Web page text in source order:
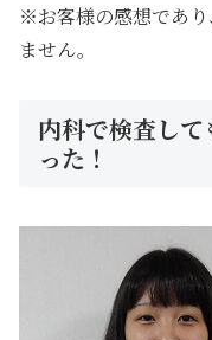
※お客様の感想であり
ません。
内科で検査し
った！